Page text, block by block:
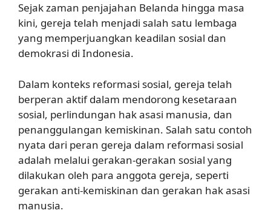
Sejak zaman penjajahan Belanda hingga masa
kini, gereja telah menjadi salah satu lembaga
yang memperjuangkan keadilan sosial dan
demokrasi di Indonesia.
Dalam konteks reformasi sosial, gereja telah
berperan aktif dalam mendorong kesetaraan
sosial, perlindungan hak asasi manusia, dan
penanggulangan kemiskinan. Salah satu contoh
nyata dari peran gereja dalam reformasi sosial
adalah melalui gerakan-gerakan sosial yang
dilakukan oleh para anggota gereja, seperti
gerakan anti-kemiskinan dan gerakan hak asasi
manusia.